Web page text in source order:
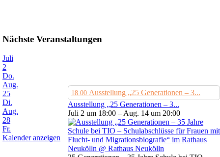
Nächste Veranstaltungen
Juli
2
Do.
18:00 Ausstellung „25 Generationen – 3...
Ausstellung „25 Generationen – 3...
Juli 2 um 18:00 – Aug. 14 um 20:00
Aug.
25
Di.
Aug.
28
Fr.
Kalender anzeigen